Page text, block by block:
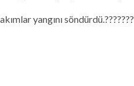
yangını söndürdü.???????